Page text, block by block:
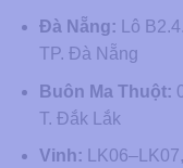
Đà Nẵng: Lô
TP. Đà Nẵng
Buôn Ma Thuột:
T. Đắk Lắk
Vinh: